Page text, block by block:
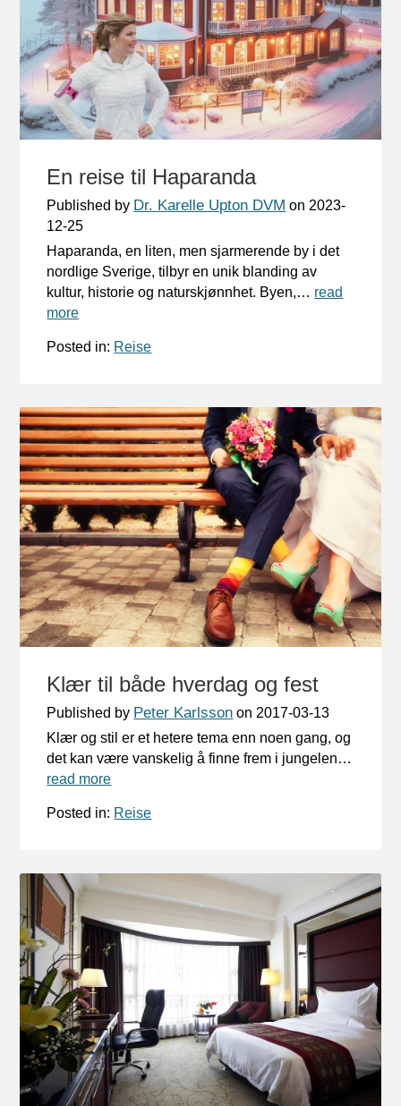
En reise til Haparanda
Published by Dr. Karelle Upton DVM on2023-
12-25
Haparanda, en liten, men sjarmerende by i det
nordlige Sverige, tilbyr en unik blanding av
kultur, historie og naturskjønnhet. Byen,… read
more
Posted in: Reise
Klær til både hverdag og fest
Published by Peter Karlsson on2017-03-13
Klær og stil er et hetere tema enn noen gang, og
det kan være vanskelig å finne frem i jungelen…
read more
Posted in: Reise